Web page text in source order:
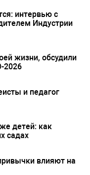
интервью с
Индустрии
жизни, обсудили
2026
и педагог
детей: как
садах
влияют на